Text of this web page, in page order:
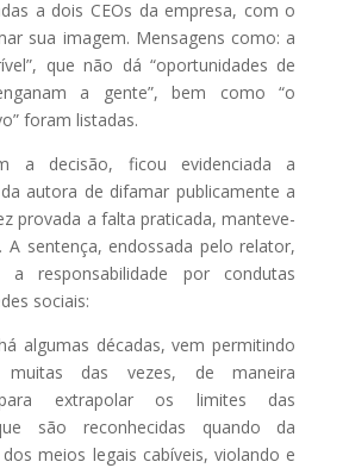
a dois CEOs da empresa, com o
sua imagem. Mensagens como: a
que não dá “oportunidades de
a gente”, bem como “o
foram listadas.
a decisão, ficou evidenciada a
autora de difamar publicamente a
provada a falta praticada, manteve-
A sentença, endossada pelo relator,
a responsabilidade por condutas
sociais:
algumas décadas, vem permitindo
muitas das vezes, de maneira
para extrapolar os limites das
são reconhecidas quando da
meios legais cabíveis, violando e